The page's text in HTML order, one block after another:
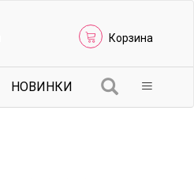
Корзина
НОВИНКИ